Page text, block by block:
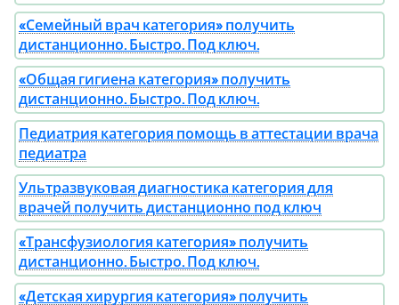
«Семейный врач категория» получить
дистанционно. Быстро. Под ключ.
«Общая гигиена категория» получить
дистанционно. Быстро. Под ключ.
Педиатрия категория помощь в аттестации врача
педиатра
Ультразвуковая диагностика категория для
врачей получить дистанционно под ключ
«Трансфузиология категория» получить
дистанционно. Быстро. Под ключ.
«Детская хирургия категория» получить